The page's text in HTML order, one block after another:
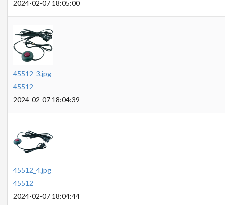
2024-02-07 18:05:00
45512_3.jpg
45512
2024-02-07 18:04:39
45512_4.jpg
45512
2024-02-07 18:04:44